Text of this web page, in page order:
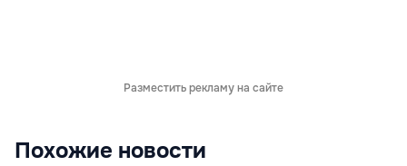
Разместить рекламу на сайте
Похожие новости